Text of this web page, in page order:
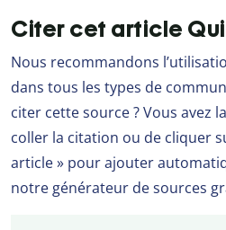
Citer cet article
Nous recommandons
dans tous les types de
citer cette source ? Vous avez
coller la citation ou de cliquer
article » pour ajouter
notre générateur de sources